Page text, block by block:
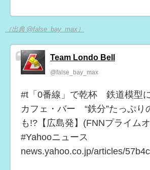
（出典 @false_bay_max）
Team Londo Bell
@false_bay_max
#t「0番線」で乾杯 鉄道模型
カフェ・バー “鉄分”たっぷり
も!?【広島発】(FNNプライム
#Yahooニュース
news.yahoo.co.jp/articles/